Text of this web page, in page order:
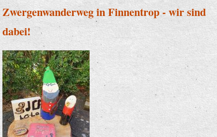
Zwergenwanderweg in Finnentrop - wir sind
dabei!